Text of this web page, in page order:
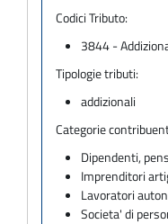
Codici Tributo:
3844 -
Tipologie tributi:
addizionali
Categorie
Dipendenti,
Imprenditori
Lavoratori
Societa' di